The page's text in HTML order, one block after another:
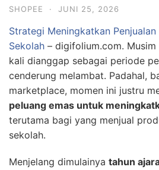
SHOPEE · JUNI 25, 2026
Strategi Meningkatkan
Sekolah – digifolium.com.
kali dianggap sebagai periode
cenderung melambat. Padahal,
marketplace, momen ini justru
peluang emas untuk
terutama bagi yang menjual
sekolah.
Menjelang dimulainya tahun